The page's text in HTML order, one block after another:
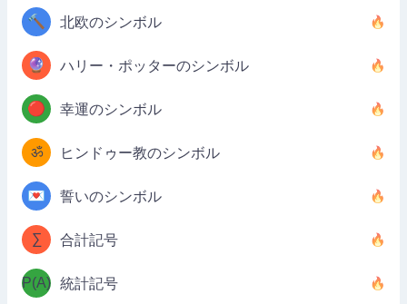
🔨 北欧のシンボル
🔮 ハリー・ポッターのシンボル
🔴 幸運のシンボル
ॐ ヒンドゥー教のシンボル
💌 誓いのシンボル
∑ 合計記号
P(A) 統計記号